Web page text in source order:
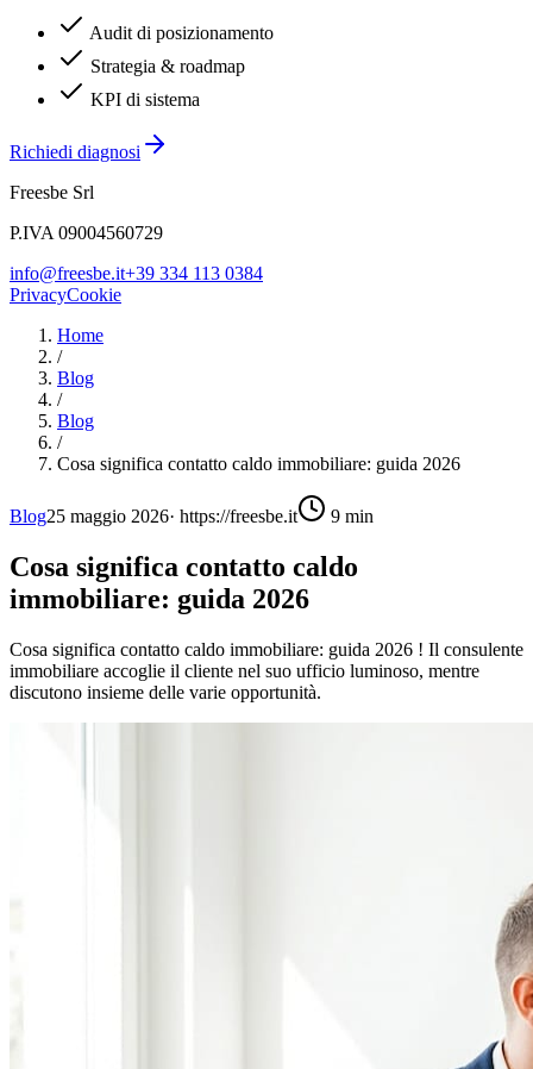
Audit di posizionamento
Strategia & roadmap
KPI di sistema
Richiedi diagnosi
Freesbe Srl
P.IVA 09004560729
info@freesbe.it+39 334 113 0384
PrivacyCookie
Home
/
Blog
/
Blog
/
Cosa significa contatto caldo immobiliare: guida 2026
Blog25 maggio 2026· https://freesbe.it 9 min
Cosa significa contatto caldo
immobiliare: guida 2026
Cosa significa contatto caldo immobiliare: guida 2026 ! Il consulente
immobiliare accoglie il cliente nel suo ufficio luminoso, mentre
discutono insieme delle varie opportunità.